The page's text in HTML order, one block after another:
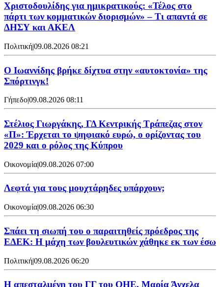
Χριστοδουλίδης για ημικρατικούς: «Τέλος στο
πάρτι των κομματικών διορισμών» – Τι απαντά σε
ΔΗΣΥ και ΑΚΕΛ
Πολιτική|09.08.2026 08:21
Ο Ιωαννίδης βρήκε δίχτυα στην «αυτοκτονία» της
Σπόρτινγκ!
Γήπεδο|09.08.2026 08:11
Στέλιος Γιωργάκης, ΓΔ Κεντρικής Τράπεζας στον
«Π»: Έρχεται το ψηφιακό ευρώ, ο ορίζοντας του
2029 και ο ρόλος της Κύπρου
Οικονομία|09.08.2026 07:00
Λεφτά για τους μουχτάρηδες υπάρχουν;
Οικονομία|09.08.2026 06:30
Σπάει τη σιωπή του ο παραιτηθείς πρόεδρος της
ΕΔΕΚ: Η μάχη των βουλευτικών χάθηκε εκ των έσω
Πολιτική|09.08.2026 06:20
Η απεσταλμένη του ΓΓ του ΟΗΕ, Μαρία Άνχελα